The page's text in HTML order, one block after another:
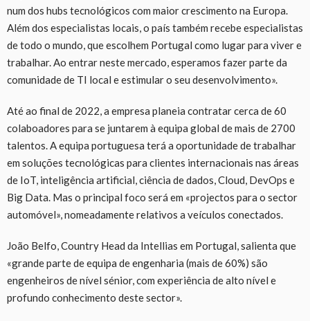
num dos hubs tecnológicos com maior crescimento na Europa.
Além dos especialistas locais, o país também recebe especialistas
de todo o mundo, que escolhem Portugal como lugar para viver e
trabalhar. Ao entrar neste mercado, esperamos fazer parte da
comunidade de TI local e estimular o seu desenvolvimento».
Até ao final de 2022, a empresa planeia contratar cerca de 60
colaboadores para se juntarem à equipa global de mais de 2700
talentos. A equipa portuguesa terá a oportunidade de trabalhar
em soluções tecnológicas para clientes internacionais nas áreas
de IoT, inteligência artificial, ciência de dados, Cloud, DevOps e
Big Data. Mas o principal foco será em «projectos para o sector
automóvel», nomeadamente relativos a veículos conectados.
João Belfo, Country Head da Intellias em Portugal, salienta que
«grande parte de equipa de engenharia (mais de 60%) são
engenheiros de nível sénior, com experiência de alto nível e
profundo conhecimento deste sector».